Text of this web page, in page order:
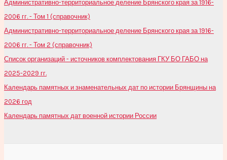
Административно-территориальное деление Брянского края за 1916-
2006 гг. - Том 1 (справочник)
Административно-территориальное деление Брянского края за 1916-
2006 гг. - Том 2 (справочник)
Список организаций - источников комплектования ГКУ БО ГАБО на
2025-2029 гг.
Календарь памятных и знаменательных дат по истории Брянщины на
2026 год
Календарь памятных дат военной истории России